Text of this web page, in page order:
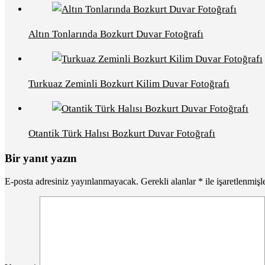
Altın Tonlarında Bozkurt Duvar Fotoğrafı
Turkuaz Zeminli Bozkurt Kilim Duvar Fotoğrafı
Otantik Türk Halısı Bozkurt Duvar Fotoğrafı
Bir yanıt yazın
E-posta adresiniz yayınlanmayacak. Gerekli alanlar * ile